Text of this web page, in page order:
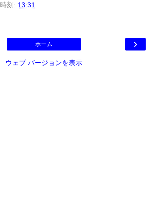
時刻: 13:31
›
ホーム
ウェブ バージョンを表示